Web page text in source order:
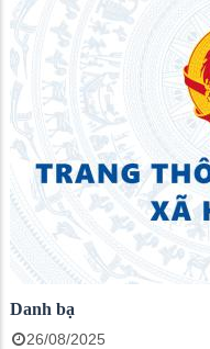
Danh bạ
26/08/2025